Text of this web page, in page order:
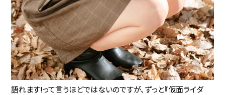
語れます!って言うほどではないのですが、ずっと『仮面ライダ